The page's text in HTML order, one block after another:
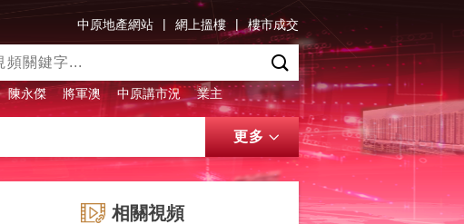
中原地產網站 | 網上搵樓 | 樓市成交
陳永傑 將軍澳 中原講市況 業主
更多
相關視頻